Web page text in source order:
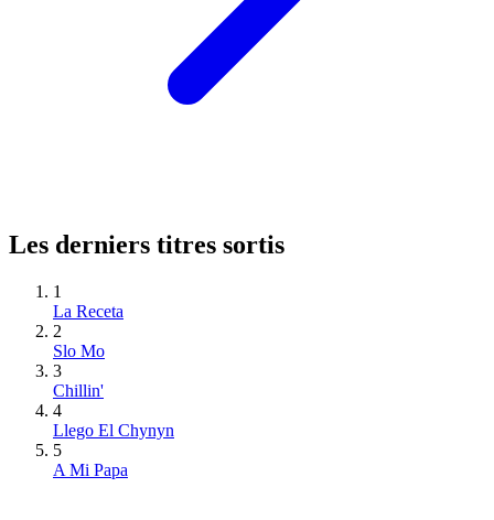
Les derniers titres sortis
1
La Receta
2
Slo Mo
3
Chillin'
4
Llego El Chynyn
5
A Mi Papa